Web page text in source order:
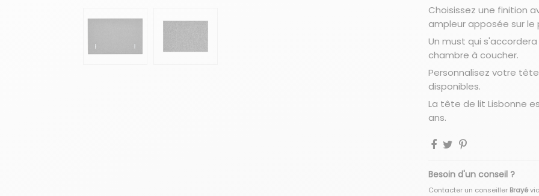
Choisissez une finition
ampleur apposée sur
Un must qui
chambre à coucher.
Personnalisez votre
disponibles.
La tête de lit Lisbonne
ans.
Besoin d'un conseil ?
Contacter un conseiller Brayé